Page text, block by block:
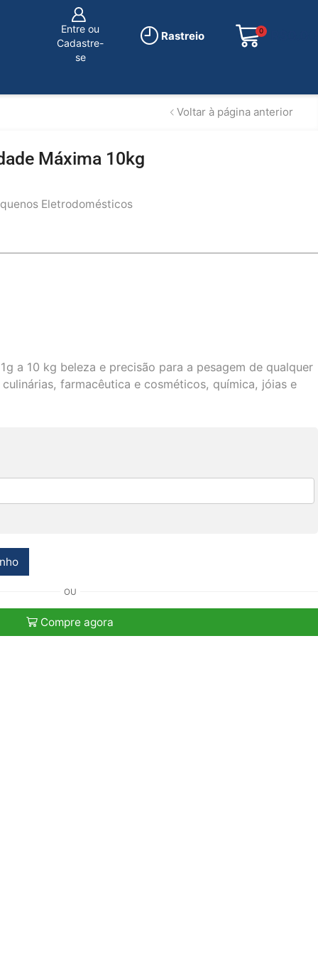
Entre ou
Cadastre-
se
Rastreio 0
Voltar à página anterior
Máxima 10kg
Eletrodomésticos
a 10 kg beleza e precisão para a pesagem de qualquer
farmacêutica e cosméticos, química, jóias e
OU
Compre agora